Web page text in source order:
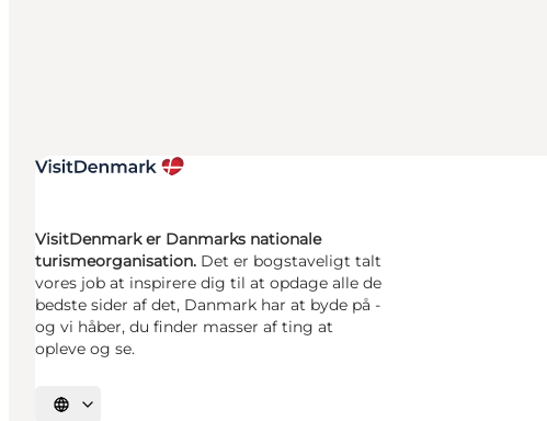
VisitDenmark er Danmarks nationale
turismeorganisation. Det er bogstaveligt talt
vores job at inspirere dig til at opdage alle de
bedste sider af det, Danmark har at byde på -
og vi håber, du finder masser af ting at
opleve og se.
Vælg sprog